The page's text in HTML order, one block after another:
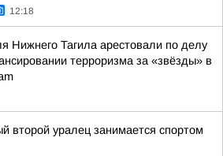
12:18
Нижнего Тагила арестовали по делу
терроризма за «звёзды» в
второй уралец занимается спортом